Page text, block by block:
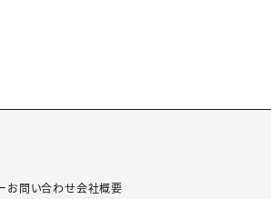
お問い合わせ会社概要